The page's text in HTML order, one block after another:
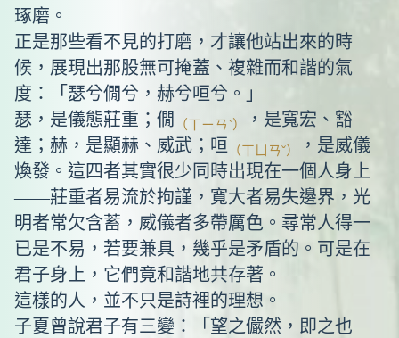
琢磨。
正是那些看不見的打磨，才讓他站出來的時
候，展現出那股無可掩蓋、複雜而和諧的氣
度：「瑟兮僩兮，赫兮咺兮。」
瑟，是儀態莊重；僩
（ㄒㄧㄢˋ）
，是寬宏、豁
達；赫，是顯赫、威武；咺
（ㄒㄩㄢˇ）
，是威儀
煥發。這四者其實很少同時出現在一個人身上
——莊重者易流於拘謹，寬大者易失邊界，光
明者常欠含蓄，威儀者多帶厲色。尋常人得一
已是不易，若要兼具，幾乎是矛盾的。可是在
君子身上，它們竟和諧地共存著。
這樣的人，並不只是詩裡的理想。
子夏曾說君子有三變：「望之儼然，即之也